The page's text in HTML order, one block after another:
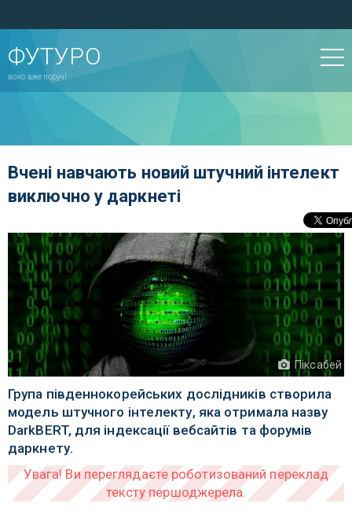
ФУТУРО
воно вже поруч!
Вчені навчають новий штучний інтелект
виключно у даркнеті
Піксабей
Група південнокорейських дослідників створила
модель штучного інтелекту, яка отримала назву
DarkBERT, для індексації вебсайтів та форумів
даркнету.